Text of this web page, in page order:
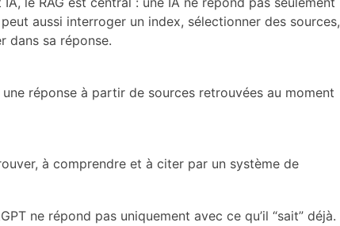
aussi interroger un index, sélectionner des sources,
dans sa réponse.
réponse à partir de sources retrouvées au moment
à comprendre et à citer par un système de
ne répond pas uniquement avec ce qu’il “sait” déjà.